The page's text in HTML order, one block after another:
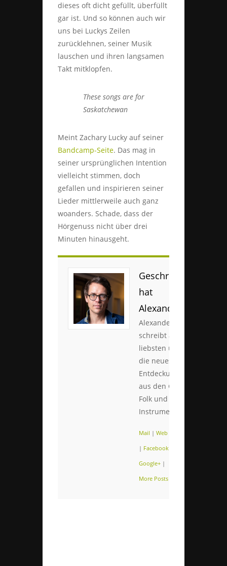
dieses oft dicht gefüllt, überfüllt
gar ist. Und so können auch wir
uns bei Luckys Zeilen
zurücklehnen, seiner Musik
lauschen und ihren langsamen
Takt mitklopfen.
These songs are for
Saskatchewan
Meint Zachary Lucky auf seiner
Bandcamp-Seite. Das mag in
seiner ursprünglichen Intention
vielleicht stimmen, doch
gefallen und inspirieren seiner
Lieder mittlerweile auch ganz
woanders. Schade, dass der
Hörgenuss nicht über drei
Minuten hinausgeht.
Geschrieben
hat
Alexander
Alexander
schreibt am
liebsten über
die neuesten
Entdeckungen
aus den Genres
Folk und
Instrumental.
Mail | Web
| Facebook
Google+ |
More Posts (109)